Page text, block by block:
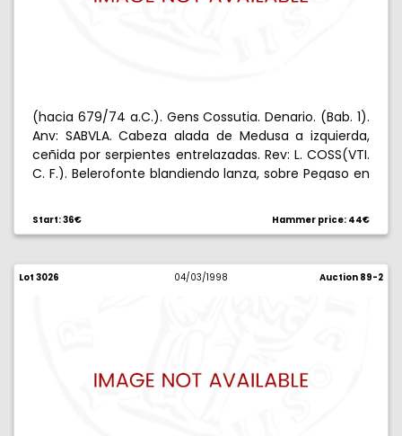
(hacia 679/74 a.C.). Gens Cossutia. Denario. (Bab. 1).
Anv: SABVLA. Cabeza alada de Medusa a izquierda,
ceñida por serpientes entrelazadas. Rev: L. COSS(VTI.
C. F.). Belerofonte blandiendo lanza, sobre Pegaso en
Start: 36€ Hammer price: 44€
Lot 3026 04/03/1998 Auction 89-2